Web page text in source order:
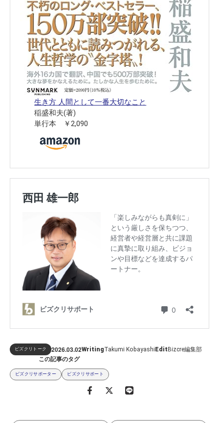
ビズクリトーク 2026.0302WritingTakumi Kobayashi EditBizcre編集部
生き方 人間として一番大切なこと
稲盛和夫(著)
単行本 ￥2,090
この記事のタグ
ビズクリサポーター ビズクリサポート